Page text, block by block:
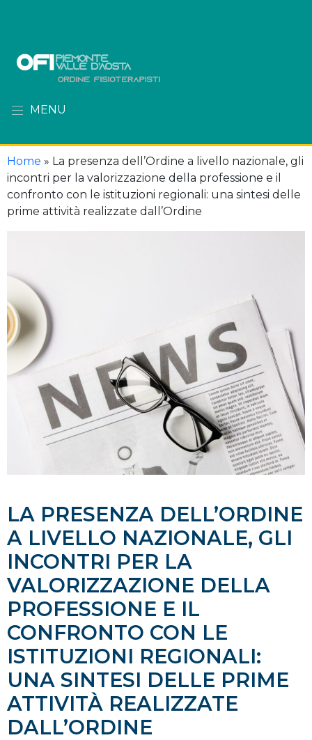
MENU
Home » La presenza dell’Ordine a livello nazionale, gli
incontri per la valorizzazione della professione e il
confronto con le istituzioni regionali: una sintesi delle
prime attività realizzate dall’Ordine
LA PRESENZA DELL’ORDINE
A LIVELLO NAZIONALE, GLI
INCONTRI PER LA
VALORIZZAZIONE DELLA
PROFESSIONE E IL
CONFRONTO CON LE
ISTITUZIONI REGIONALI:
UNA SINTESI DELLE PRIME
ATTIVITÀ REALIZZATE
DALL’ORDINE